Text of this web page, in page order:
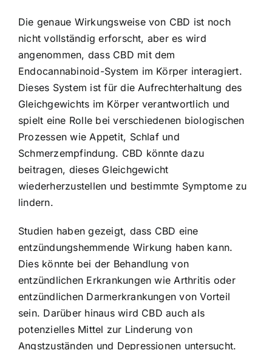
Die genaue Wirkungsweise von CBD ist noch
nicht vollständig erforscht, aber es wird
angenommen, dass CBD mit dem
Endocannabinoid-System im Körper interagiert.
Dieses System ist für die Aufrechterhaltung des
Gleichgewichts im Körper verantwortlich und
spielt eine Rolle bei verschiedenen biologischen
Prozessen wie Appetit, Schlaf und
Schmerzempfindung. CBD könnte dazu
beitragen, dieses Gleichgewicht
wiederherzustellen und bestimmte Symptome zu
lindern.
Studien haben gezeigt, dass CBD eine
entzündungshemmende Wirkung haben kann.
Dies könnte bei der Behandlung von
entzündlichen Erkrankungen wie Arthritis oder
entzündlichen Darmerkrankungen von Vorteil
sein. Darüber hinaus wird CBD auch als
potenzielles Mittel zur Linderung von
Angstzuständen und Depressionen untersucht.